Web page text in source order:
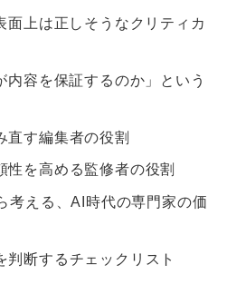
面上は正しそうなクリティカ
内容を保証するのか」という
直す編集者の役割
性を高める監修者の役割
考える、AI時代の専門家の価
判断するチェックリスト